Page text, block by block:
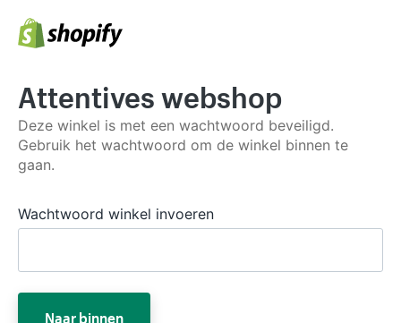
Attentives webshop
Deze winkel is met een wachtwoord beveiligd.
Gebruik het wachtwoord om de winkel binnen te
gaan.
Wachtwoord winkel invoeren
Naar binnen